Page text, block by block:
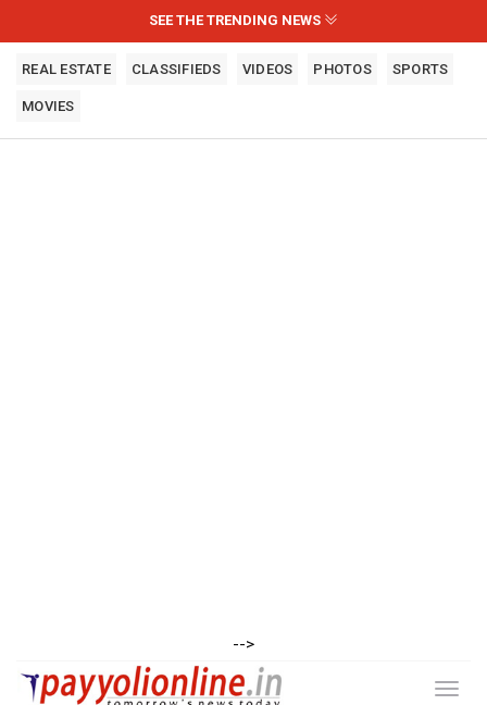
SEE THE TRENDING NEWS
REAL ESTATE CLASSIFIEDS VIDEOS PHOTOS SPORTS
MOVIES
-->